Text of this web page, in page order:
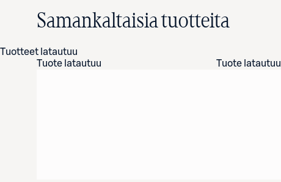
Samankaltaisia tuotteita
Tuotteet latautuu
Tuote latautuu
Tuote latautuu